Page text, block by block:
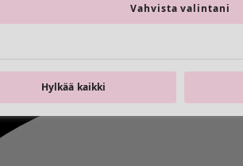
Vahvista valintani
Hylkää kaikki